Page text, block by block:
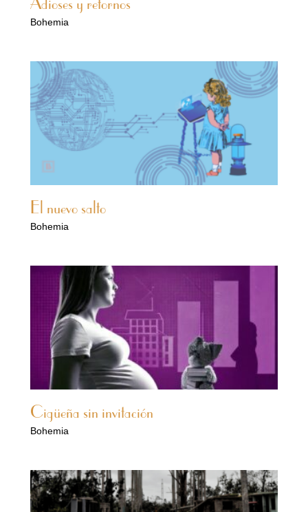
Adioses y retornos
Bohemia
El nuevo salto
Bohemia
Cigüeña sin invitación
Bohemia